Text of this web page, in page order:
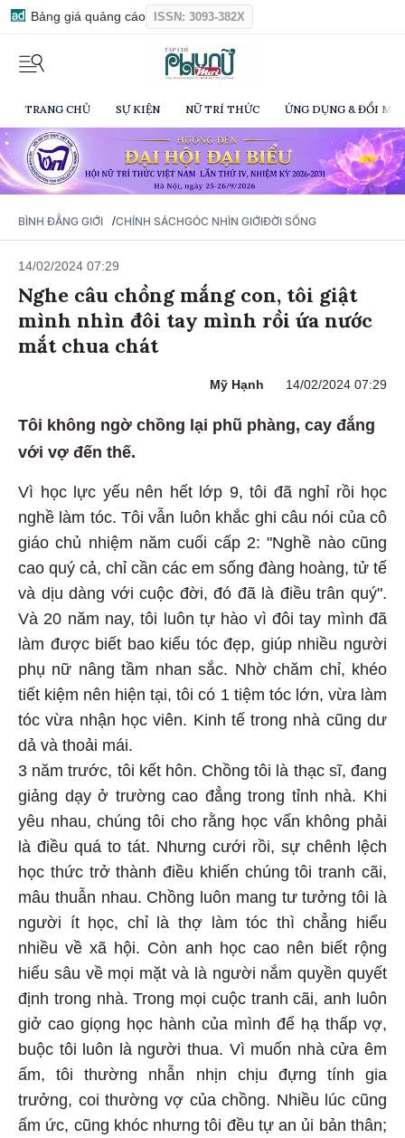
Bảng giá quảng cáo ISSN: 3093-382X
TRANG CHỦ SỰ KIỆN NỮ TRÍ THỨC ỨNG DỤNG & ĐỔI
BÌNH ĐẲNG GIỚI /CHÍNH SÁCHGÓC NHÌN GIỚIĐỜI SỐNG
14/02/2024 07:29
Nghe câu chồng mắng con, tôi giật
mình nhìn đôi tay mình rồi ứa nước
mắt chua chát
Mỹ Hạnh 14/02/2024 07:29
Tôi không ngờ chồng lại phũ phàng, cay đắng
với vợ đến thế.
Vì học lực yếu nên hết lớp 9, tôi đã nghỉ rồi học
nghề làm tóc. Tôi vẫn luôn khắc ghi câu nói của cô
giáo chủ nhiệm năm cuối cấp 2: "Nghề nào cũng
cao quý cả, chỉ cần các em sống đàng hoàng, tử tế
và dịu dàng với cuộc đời, đó đã là điều trân quý".
Và 20 năm nay, tôi luôn tự hào vì đôi tay mình đã
làm được biết bao kiểu tóc đẹp, giúp nhiều người
phụ nữ nâng tầm nhan sắc. Nhờ chăm chỉ, khéo
tiết kiệm nên hiện tại, tôi có 1 tiệm tóc lớn, vừa làm
tóc vừa nhận học viên. Kinh tế trong nhà cũng dư
dả và thoải mái.
3 năm trước, tôi kết hôn. Chồng tôi là thạc sĩ, đang
giảng dạy ở trường cao đẳng trong tỉnh nhà. Khi
yêu nhau, chúng tôi cho rằng học vấn không phải
là điều quá to tát. Nhưng cưới rồi, sự chênh lệch
học thức trở thành điều khiến chúng tôi tranh cãi,
mâu thuẫn nhau. Chồng luôn mang tư tưởng tôi là
người ít học, chỉ là thợ làm tóc thì chẳng hiểu
nhiều về xã hội. Còn anh học cao nên biết rộng
hiểu sâu về mọi mặt và là người nắm quyền quyết
định trong nhà. Trong mọi cuộc tranh cãi, anh luôn
giở cao giọng học hành của mình để hạ thấp vợ,
buộc tôi luôn là người thua. Vì muốn nhà cửa êm
ấm, tôi thường nhẫn nhịn chịu đựng tính gia
trưởng, coi thường vợ của chồng. Nhiều lúc cũng
ấm ức, cũng khóc nhưng tôi đều tự an ủi bản thân;